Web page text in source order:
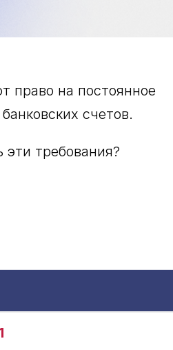
право на постоянное
счетов.
требования?